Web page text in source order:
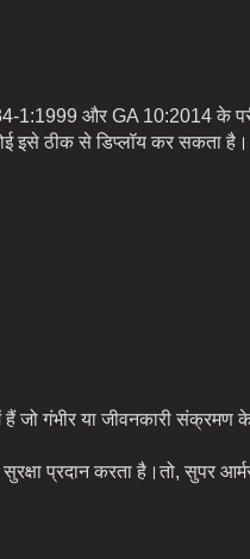
1:1999 और GA 10:2014 के
इसे ठीक से डिप्लॉय कर सकता है।
जो गंभीर या जीवनकारी संक्रमण
प्रदान करता है।तो, सुपर